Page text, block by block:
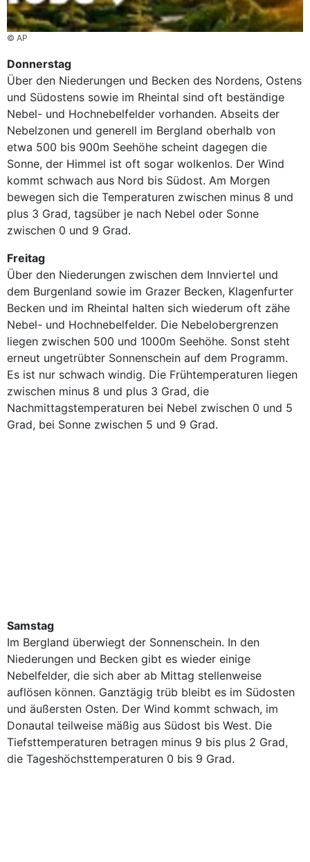
© AP
Donnerstag
Über den Niederungen und Becken des Nordens, Ostens
und Südostens sowie im Rheintal sind oft beständige
Nebel- und Hochnebelfelder vorhanden. Abseits der
Nebelzonen und generell im Bergland oberhalb von
etwa 500 bis 900m Seehöhe scheint dagegen die
Sonne, der Himmel ist oft sogar wolkenlos. Der Wind
kommt schwach aus Nord bis Südost. Am Morgen
bewegen sich die Temperaturen zwischen minus 8 und
plus 3 Grad, tagsüber je nach Nebel oder Sonne
zwischen 0 und 9 Grad.
Freitag
Über den Niederungen zwischen dem Innviertel und
dem Burgenland sowie im Grazer Becken, Klagenfurter
Becken und im Rheintal halten sich wiederum oft zähe
Nebel- und Hochnebelfelder. Die Nebelobergrenzen
liegen zwischen 500 und 1000m Seehöhe. Sonst steht
erneut ungetrübter Sonnenschein auf dem Programm.
Es ist nur schwach windig. Die Frühtemperaturen liegen
zwischen minus 8 und plus 3 Grad, die
Nachmittagstemperaturen bei Nebel zwischen 0 und 5
Grad, bei Sonne zwischen 5 und 9 Grad.
Samstag
Im Bergland überwiegt der Sonnenschein. In den
Niederungen und Becken gibt es wieder einige
Nebelfelder, die sich aber ab Mittag stellenweise
auflösen können. Ganztägig trüb bleibt es im Südosten
und äußersten Osten. Der Wind kommt schwach, im
Donautal teilweise mäßig aus Südost bis West. Die
Tiefsttemperaturen betragen minus 9 bis plus 2 Grad,
die Tageshöchsttemperaturen 0 bis 9 Grad.